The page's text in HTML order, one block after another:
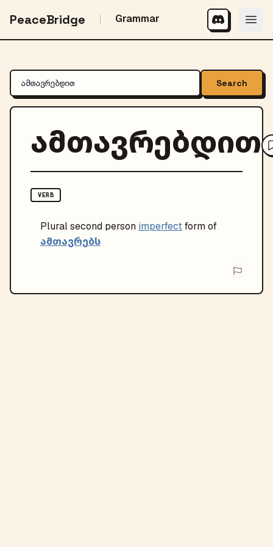
PeaceBridge Grammar
Search
ამთავრებდით
VERB
Pluralsecond person imperfectform of
ამთავრებს